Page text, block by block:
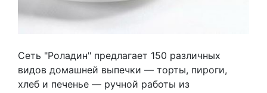
Сеть "Роладин" предлагает 150 различных
видов домашней выпечки — торты, пироги,
хлеб и печенье — ручной работы из